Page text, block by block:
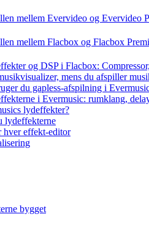
mellem Evervideo og Evervideo
mellem Flacbox og Flacbox
og DSP i Flacbox:
mens du afspiller
du gapless-afspilning i
i Evermusic: rumklang,
lydeffekter?
lydeffekterne
hver effekt-editor
bygget